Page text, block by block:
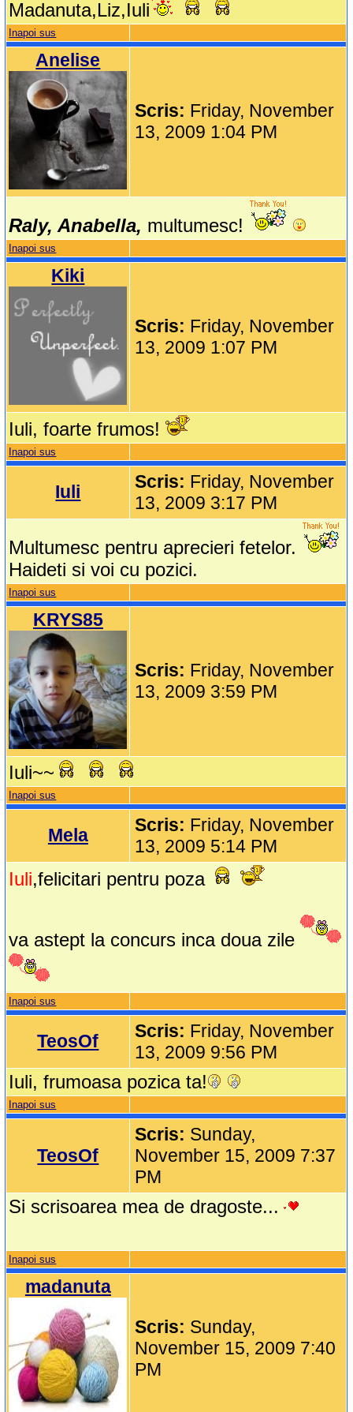
Madanuta,Liz,Iuli
Inapoi sus
Anelise
Scris: Friday, November
13, 2009 1:04 PM
Raly, Anabella, multumesc!
Inapoi sus
Kiki
Scris: Friday, November
13, 2009 1:07 PM
Iuli, foarte frumos!
Inapoi sus
Iuli Scris: Friday, November
13, 2009 3:17 PM
Multumesc pentru aprecieri fetelor.
Haideti si voi cu pozici.
Inapoi sus
KRYS85
Scris: Friday, November
13, 2009 3:59 PM
Iuli~~
Inapoi sus
Mela Scris: Friday, November
13, 2009 5:14 PM
Iuli,felicitari pentru poza
va astept la concurs inca doua zile
Inapoi sus
TeosOf Scris: Friday, November
13, 2009 9:56 PM
Iuli, frumoasa pozica ta!
Inapoi sus
TeosOf
Scris: Sunday,
November 15, 2009 7:37
PM
Si scrisoarea mea de dragoste...
Inapoi sus
madanuta
Scris: Sunday,
November 15, 2009 7:40
PM